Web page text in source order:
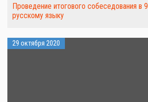
Проведение итогового собеседования в
русскому языку
29 октября 2020